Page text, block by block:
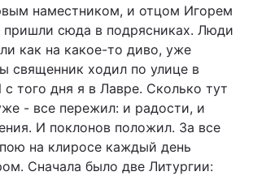
наместником, и отцом Игорем
сюда в подрясниках. Люди
как на какое-то диво, уже
священник ходил по улице в
того дня я в Лавре. Сколько тут
- все пережил: и радости, и
И поклонов положил. За все
на клиросе каждый день
Сначала было две Литургии: